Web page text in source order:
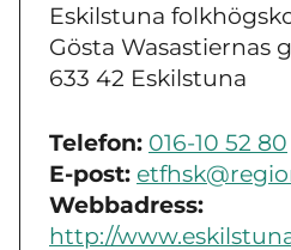
Eskilstuna
Gösta Wasastiernas
633 42 Eskilstuna
Telefon: 016-10 52 80
E-post:
Webbadress:
http://